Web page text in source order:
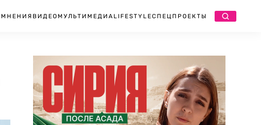
МНЕНИЯ ВИДЕО МУЛЬТИМЕДИА LIFESTYLEСПЕЦПРОЕКТЫ